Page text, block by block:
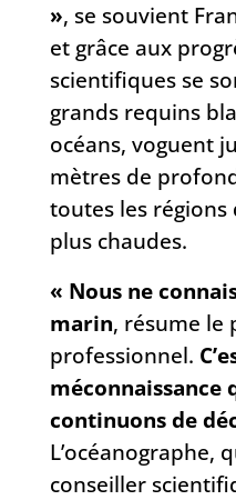
», se souvient
et grâce aux
scientifiques se
grands requins
océans, voguent
mètres de
toutes les
plus chaudes.
« Nous ne
marin, résume le
professionnel.
méconnaissance
continuons de
L’océanographe,
conseiller